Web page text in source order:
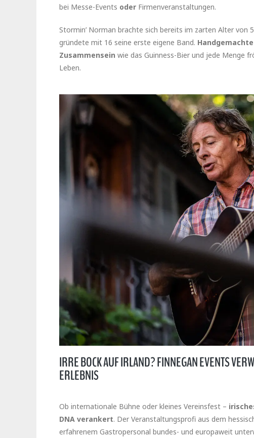
bei Messe-Events oder Firmenveranstaltungen.
Stormin’ Norman brachte sich bereits im zarten Alter von
gründete mit 16 seine erste eigene Band.
Zusammensein wie das Guinness-Bier und jede Menge
Leben.
IRRE BOCK AUF IRLAND? FINNEGAN EVENTS
ERLEBNIS
Ob internationale Bühne oder kleines Vereinsfest –
DNA verankert. Der Veranstaltungsprofi aus dem
erfahrenem Gastropersonal bundes- und europaweit